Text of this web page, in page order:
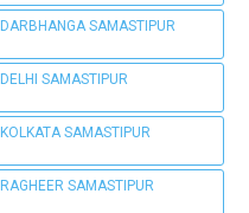
SAMASTIPUR
SAMASTIPUR
SAMASTIPUR
SAMASTIPUR